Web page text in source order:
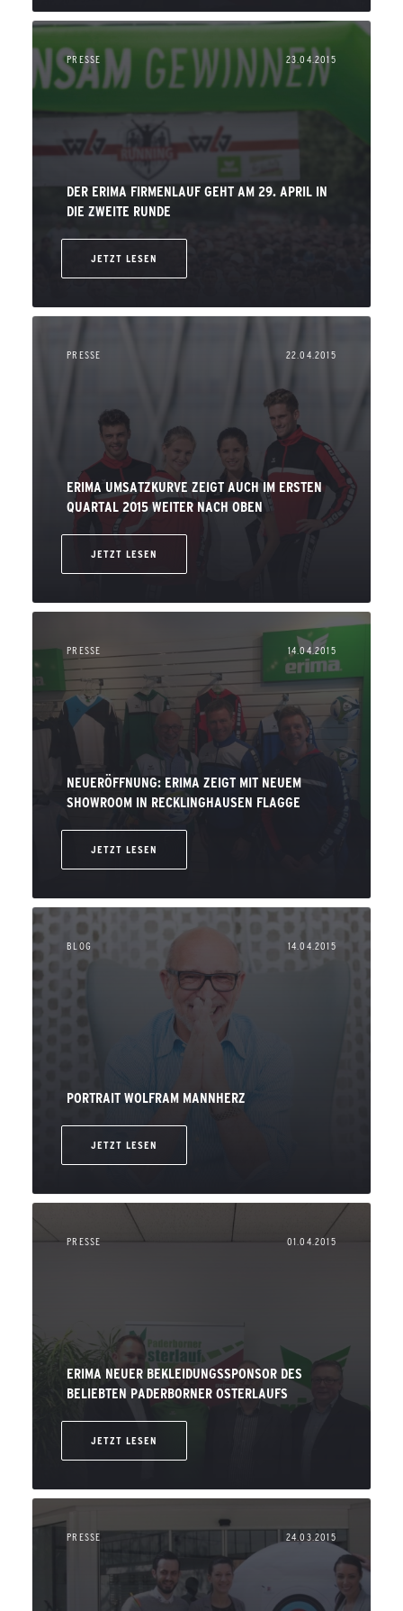
PRESSE 23.04.2015
DER ERIMA FIRMENLAUF GEHT AM 29. APRIL IN
DIE ZWEITE RUNDE
JETZT LESEN
PRESSE 22.04.2015
ERIMA UMSATZKURVE ZEIGT AUCH IM ERSTEN
QUARTAL 2015 WEITER NACH OBEN
JETZT LESEN
PRESSE 14.04.2015
NEUERÖFFNUNG: ERIMA ZEIGT MIT NEUEM
SHOWROOM IN RECKLINGHAUSEN FLAGGE
JETZT LESEN
BLOG 14.04.2015
PORTRAIT WOLFRAM MANNHERZ
JETZT LESEN
PRESSE 01.04.2015
ERIMA NEUER BEKLEIDUNGSSPONSOR DES
BELIEBTEN PADERBORNER OSTERLAUFS
JETZT LESEN
PRESSE 24.03.2015